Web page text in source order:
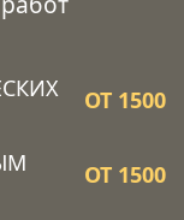
ОТ 1500
ОТ 1500